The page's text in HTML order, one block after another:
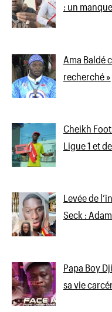
: un
Ama Baldé
recherché »
Cheikh
Ligue 1 et
Levée de
Seck :
Papa Boy
sa vie